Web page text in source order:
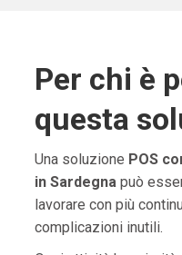
Per chi è
questa
Una soluzione POS
in Sardegna può
lavorare con più
complicazioni inutili.